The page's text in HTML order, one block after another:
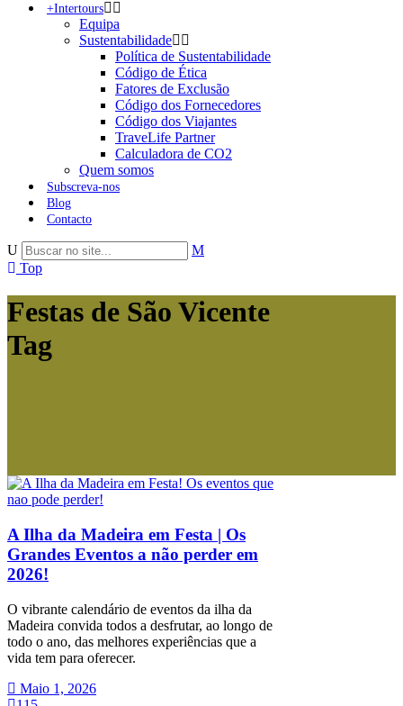
+Intertours
Equipa
Sustentabilidade
Política de Sustentabilidade
Código de Ética
Fatores de Exclusão
Código dos Fornecedores
Código dos Viajantes
TraveLife Partner
Calculadora de CO2
Quem somos
Subscreva-nos
Blog
Contacto
Top
Festas de São Vicente
Tag
A Ilha da Madeira em Festa | Os
Grandes Eventos a não perder em
2026!
O vibrante calendário de eventos da ilha da
Madeira convida todos a desfrutar, ao longo de
todo o ano, das melhores experiências que a
vida tem para oferecer.
Maio 1, 2026